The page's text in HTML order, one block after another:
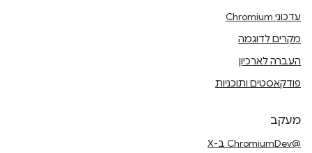
עדכוני Chromium
מקרים לדוגמה
העברה לארכיון
פודקאסטים ותוכניות
מעקב
@ChromiumDev ב-X